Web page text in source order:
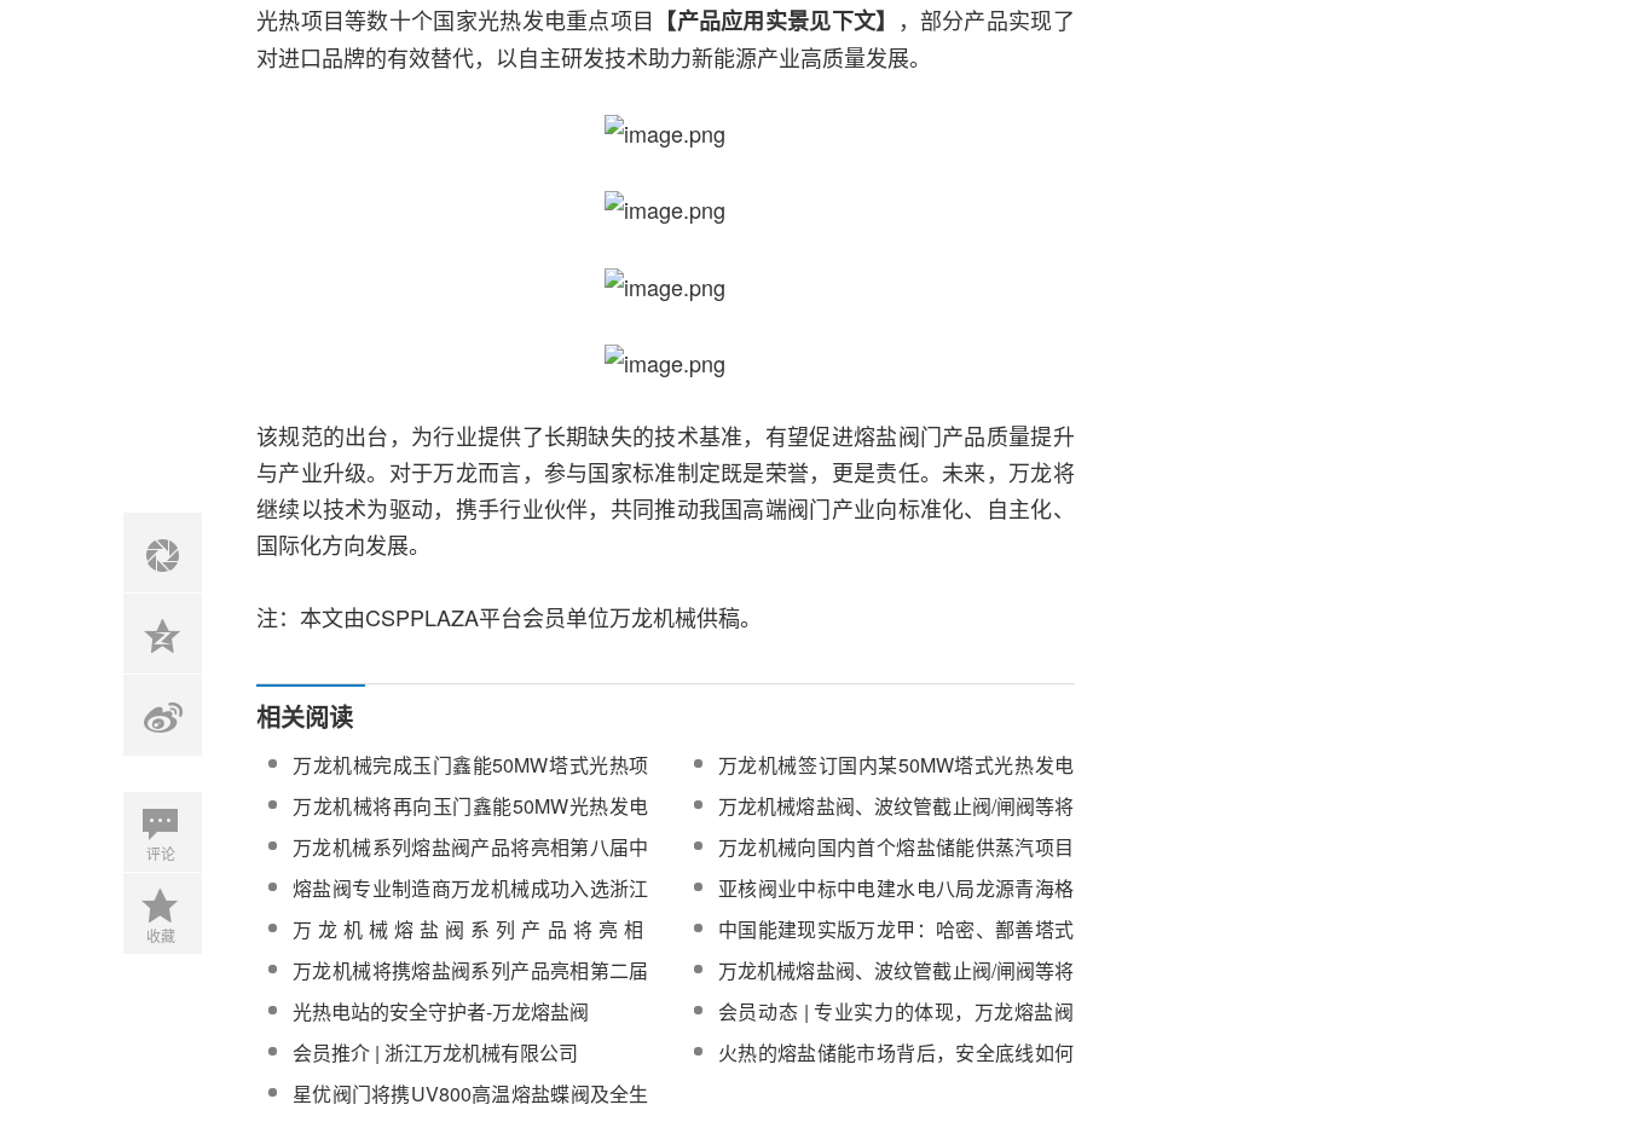
光热项目等数十个国家光热发电重点项目 【产品应用实景见下文】 ，部分产品实现了
对进口品牌的有效替代，以自主研发技术助力新能源产业高质量发展。
该规范的出台，为行业提供了长期缺失的技术基准，有望促进熔盐阀门产品质量提升
与产业升级。对于万龙而言，参与国家标准制定既是荣誉，更是责任。未来，万龙将
继续以技术为驱动，携手行业伙伴，共同推动我国高端阀门产业向标准化、自主化、
国际化方向发展。
注：本文由CSPPLAZA平台会员单位万龙机械供稿。
评论
收藏
相关阅读
万龙机械完成玉门鑫能50MW塔式光热项
目40台熔盐阀供货
万龙机械签订国内某50MW塔式光热发电
项目熔盐阀供货合同
万龙机械将再向玉门鑫能50MW光热发电
项目供应一批熔盐阀
万龙机械熔盐阀、波纹管截止阀/闸阀等将
亮相第十届中国国际光热大会
万龙机械系列熔盐阀产品将亮相第八届中
国国际光热大会
万龙机械向国内首个熔盐储能供蒸汽项目
提供的熔盐阀产品已全部完工
熔盐阀专业制造商万龙机械成功入选浙江
省专精特新“小巨人”企业名单
亚核阀业中标中电建水电八局龙源青海格
尔木5万千瓦熔盐储能项目熔盐阀
万龙机械熔盐阀系列产品将亮相
CPC2025第十二届光热大会
中国能建现实版万龙甲：哈密、鄯善塔式
光热发电项目
万龙机械将携熔盐阀系列产品亮相第二届
中国长时储能大会
万龙机械熔盐阀、波纹管截止阀/闸阀等将
亮相第十一届中国国际光热大会
光热电站的安全守护者-万龙熔盐阀
会员动态 | 专业实力的体现，万龙熔盐阀
实现多行业、全方位发展
会员推介 | 浙江万龙机械有限公司
火热的熔盐储能市场背后，安全底线如何
星优阀门将携UV800高温熔盐蝶阀及全生